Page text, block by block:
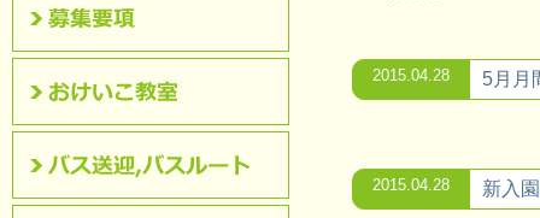
2015.04.28 5月月
2015.04.28 新入
募集要項
おけいこ教室
バス送迎,バスルート